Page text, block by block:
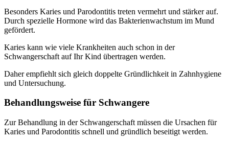
Besonders Karies und Parodontitis treten vermehrt und stärker auf.
Durch spezielle Hormone wird das Bakterienwachstum im Mund
gefördert.
Karies kann wie viele Krankheiten auch schon in der
Schwangerschaft auf Ihr Kind übertragen werden.
Daher empfiehlt sich gleich doppelte Gründlichkeit in Zahnhygiene
und Untersuchung.
Behandlungsweise für Schwangere
Zur Behandlung in der Schwangerschaft müssen die Ursachen für
Karies und Parodontitis schnell und gründlich beseitigt werden.